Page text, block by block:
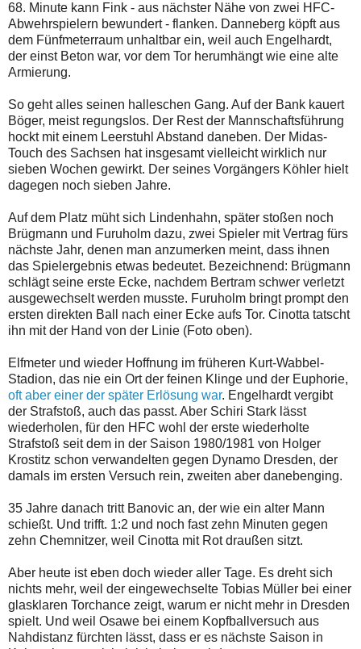
68. Minute kann Fink - aus nächster Nähe von zwei HFC-
Abwehrspielern bewundert - flanken. Danneberg köpft aus
dem Fünfmeterraum unhaltbar ein, weil auch Engelhardt,
der einst Beton war, vor dem Tor herumhängt wie eine alte
Armierung.
So geht alles seinen halleschen Gang. Auf der Bank kauert
Böger, meist regungslos. Der Rest der Mannschaftsführung
hockt mit einem Leerstuhl Abstand daneben. Der Midas-
Touch des Sachsen hat insgesamt vielleicht wirklich nur
sieben Wochen gewirkt. Der seines Vorgängers Köhler hielt
dagegen noch sieben Jahre.
Auf dem Platz müht sich Lindenhahn, später stoßen noch
Brügmann und Furuholm dazu, zwei Spieler mit Vertrag fürs
nächste Jahr, denen man anzumerken meint, dass ihnen
das Spielergebnis etwas bedeutet. Bezeichnend: Brügmann
schlägt seine erste Ecke, nachdem Bertram schwer verletzt
ausgewechselt werden musste. Furuholm bringt prompt den
ersten direkten Ball nach einer Ecke aufs Tor. Cinotta tatscht
ihn mit der Hand von der Linie (Foto oben).
Elfmeter und wieder Hoffnung im früheren Kurt-Wabbel-
Stadion, das nie ein Ort der feinen Klinge und der Euphorie,
oft aber einer der später Erlösung war. Engelhardt vergibt
der Strafstoß, auch das passt. Aber Schiri Stark lässt
wiederholen, für den HFC wohl der erste wiederholte
Strafstoß seit dem in der Saison 1980/1981 von Holger
Krostitz schon verwandelten gegen Dynamo Dresden, der
damals im ersten Versuch rein, zweiten aber danebenging.
35 Jahre danach tritt Banovic an, der wie ein alter Mann
schießt. Und trifft. 1:2 und noch fast zehn Minuten gegen
zehn Chemnitzer, weil Cinotta mit Rot draußen sitzt.
Aber heute ist eben doch wieder aller Tage. Es dreht sich
nichts mehr, weil der eingewechselte Tobias Müller bei einer
glasklaren Torchance zeigt, warum er nicht mehr in Dresden
spielt. Und weil Osawe bei einem Kopfballversuch aus
Nahdistanz fürchten lässt, dass er es nächste Saison in